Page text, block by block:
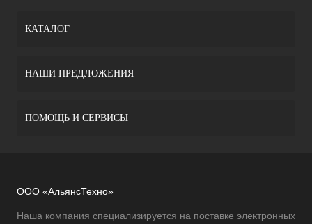
КАТАЛОГ
НАШИ ПРЕДЛОЖЕНИЯ
ПОМОЩЬ И СЕРВИСЫ
ООО «АльянсТехно»
Наша компания специализируется на поставке электронных